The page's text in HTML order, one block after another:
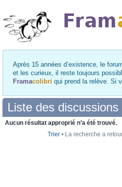
Après 15 années d’existence, le
et les curieux, il reste toujours
Framacolibri qui prend la relève. Si
Liste des discussions
Aucun résultat approprié n’a été trouvé.
Trier • La recherche a